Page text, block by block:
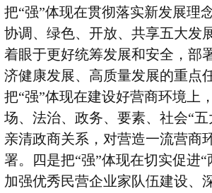
把“强”体现在贯彻落实新发展理
协调、绿色、开放、共享五大发
着眼于更好统筹发展和安全，部
济健康发展、高质量发展的重点
把“强”体现在建设好营商环境上
场、法治、政务、要素、社会“五
亲清政商关系，对营造一流营商
署。四是把“强”体现在切实促进“
加强优秀民营企业家队伍建设、